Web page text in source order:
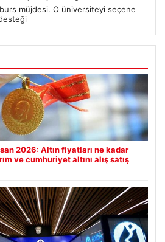
müjdesi. O üniversiteyi seçene
2026: Altın fiyatları ne kadar
ve cumhuriyet altını alış satış